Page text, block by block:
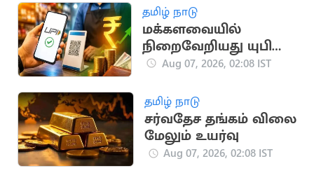
தமிழ் நாடு
மக்களவையில்
நிறைவேறியது யுபிஐ
மசோதா:
விளக்கம்
Aug 07, 2026, 02:08 IST
தமிழ் நாடு
சர்வதேச தங்கம் விலை
மேலும் உயர்வு
Aug 07, 2026, 02:08 IST